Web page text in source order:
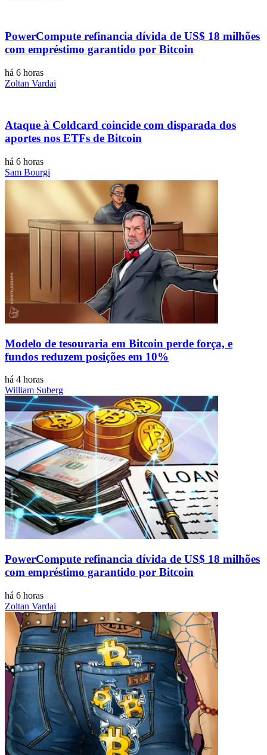
PowerCompute refinancia dívida de US$ 18 milhões
com empréstimo garantido por Bitcoin
há 6 horas
Zoltan Vardai
Ataque à Coldcard coincide com disparada dos
aportes nos ETFs de Bitcoin
há 6 horas
Sam Bourgi
Modelo de tesouraria em Bitcoin perde força, e
fundos reduzem posições em 10%
há 4 horas
William Suberg
PowerCompute refinancia dívida de US$ 18 milhões
com empréstimo garantido por Bitcoin
há 6 horas
Zoltan Vardai